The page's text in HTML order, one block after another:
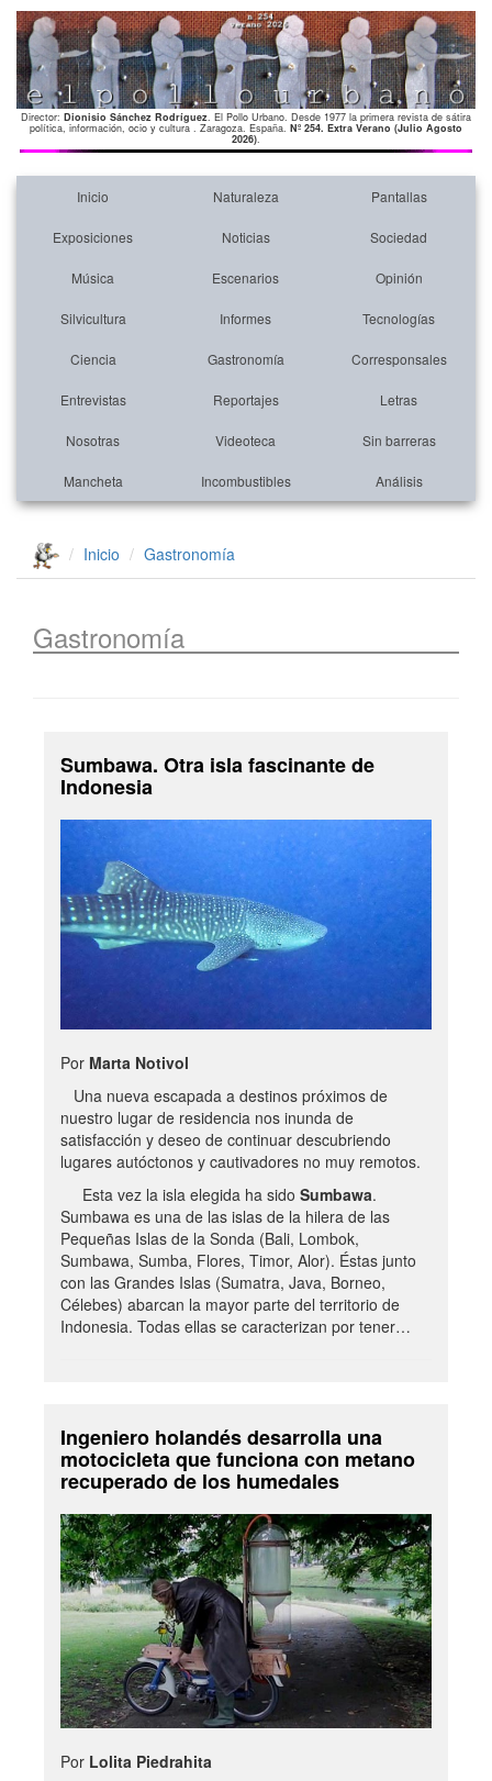
Director: Dionisio Sánchez Rodríguez. El Pollo Urbano. Desde 1977 la primera revista de sátira
política, información, ocio y cultura . Zaragoza. España. Nº 254. Extra Verano (Julio Agosto
2026).
Inicio Naturaleza Pantallas
Exposiciones Noticias Sociedad
Música Escenarios Opinión
Silvicultura Informes Tecnologías
Ciencia Gastronomía Corresponsales
Entrevistas Reportajes Letras
Nosotras Videoteca Sin barreras
Mancheta Incombustibles Análisis
Inicio Gastronomía
Gastronomía
Sumbawa. Otra isla fascinante de
Indonesia
Por Marta Notivol
Una nueva escapada a destinos próximos de
nuestro lugar de residencia nos inunda de
satisfacción y deseo de continuar descubriendo
lugares autóctonos y cautivadores no muy remotos.
Esta vez la isla elegida ha sido Sumbawa.
Sumbawa es una de las islas de la hilera de las
Pequeñas Islas de la Sonda (Bali, Lombok,
Sumbawa, Sumba, Flores, Timor, Alor). Éstas junto
con las Grandes Islas (Sumatra, Java, Borneo,
Célebes) abarcan la mayor parte del territorio de
Indonesia. Todas ellas se caracterizan por tener…
Ingeniero holandés desarrolla una
motocicleta que funciona con metano
recuperado de los humedales
Por Lolita Piedrahita